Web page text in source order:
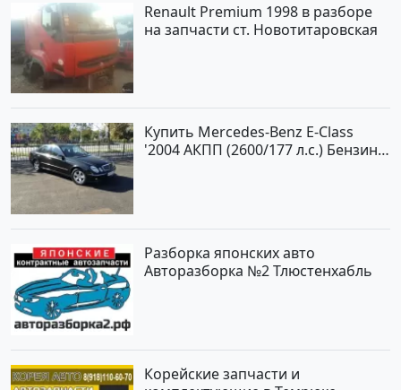
Renault Premium 1998 в разборе
на запчасти ст. Новотитаровская
Купить Mercedes-Benz E-Class
'2004 АКПП (2600/177 л.с.) Бензин
Разборка японских авто
Авторазборка №2 Тлюстенхабль
Корейские запчасти и